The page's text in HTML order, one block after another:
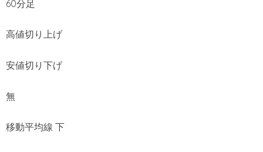
60分足
高値切り上げ
安値切り下げ
無
移動平均線 下